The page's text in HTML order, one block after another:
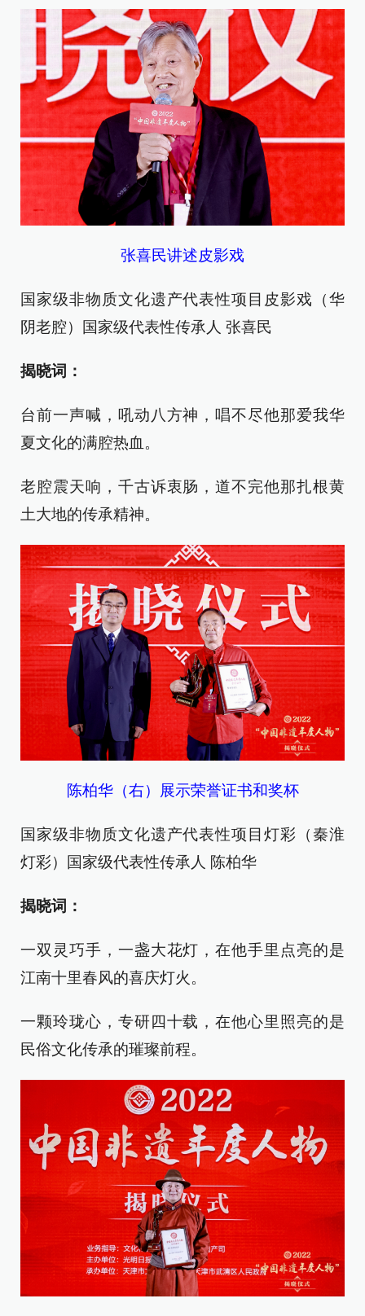
张喜民讲述皮影戏
国家级非物质文化遗产代表性项目皮影戏（华
阴老腔）国家级代表性传承人 张喜民
揭晓词：
台前一声喊，吼动八方神，唱不尽他那爱我华
夏文化的满腔热血。
老腔震天响，千古诉衷肠，道不完他那扎根黄
土大地的传承精神。
陈柏华（右）展示荣誉证书和奖杯
国家级非物质文化遗产代表性项目灯彩（秦淮
灯彩）国家级代表性传承人 陈柏华
揭晓词：
一双灵巧手，一盏大花灯，在他手里点亮的是
江南十里春风的喜庆灯火。
一颗玲珑心，专研四十载，在他心里照亮的是
民俗文化传承的璀璨前程。